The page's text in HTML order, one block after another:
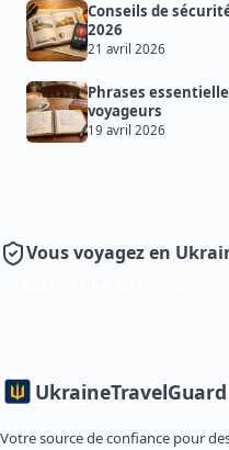
Conseils de
2026
21 avril 2026
Phrases
voyageurs
19 avril 2026
Vous voyagez en
UkraineTravelGuard
Votre source de confiance pour